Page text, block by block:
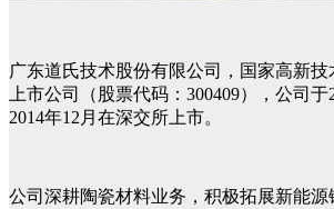
广东道氏技术股份有限公司，国家高新
上市公司（股票代码：300409），公司于
2014年12月在深交所上市。
公司深耕陶瓷材料业务，积极拓展新能源